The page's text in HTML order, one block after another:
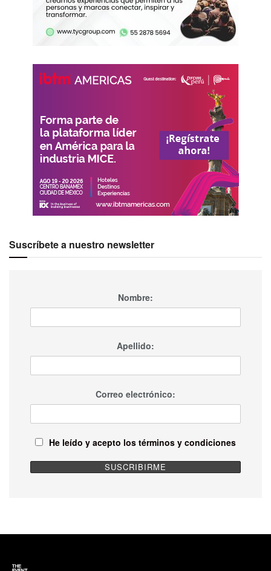
Suscríbete a nuestro newsletter
Nombre:
Apellido:
Correo electrónico:
He leído y acepto los términos y condiciones